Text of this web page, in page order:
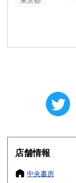
大阪府
奈良県
店舗情報
中央書房